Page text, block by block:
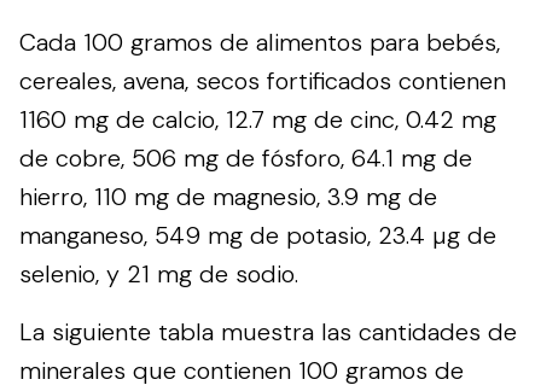
Cada 100 gramos de alimentos para bebés,
cereales, avena, secos fortificados contienen
1160 mg de calcio, 12.7 mg de cinc, 0.42 mg
de cobre, 506 mg de fósforo, 64.1 mg de
hierro, 110 mg de magnesio, 3.9 mg de
manganeso, 549 mg de potasio, 23.4 µg de
selenio, y 21 mg de sodio.
La siguiente tabla muestra las cantidades de
minerales que contienen 100 gramos de